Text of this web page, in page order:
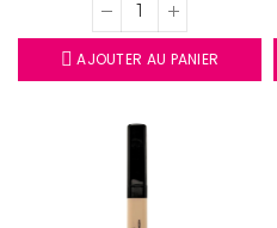
AJOUTER AU PANIER